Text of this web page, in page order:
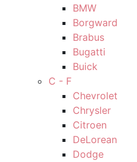
BMW
Borgward
Brabus
Bugatti
Buick
C - F
Chevrolet
Chrysler
Citroen
DeLorean
Dodge